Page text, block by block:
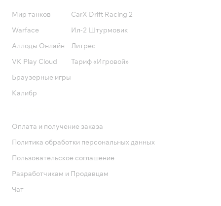
Мир танков
Warface
Аллоды Онлайн
VK Play Cloud
Браузерные игры
Калибр
CarX Drift Racing 2
Ил-2 Штурмовик
Литрес
Тариф «Игровой»
Оплата и получение заказа
Политика обработки персональных данных
Пользовательское соглашение
Разработчикам и Продавцам
Чат